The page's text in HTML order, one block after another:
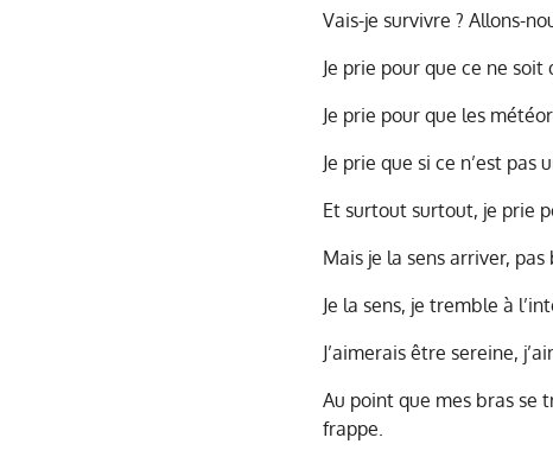
Vais-je survivre ? Allons-
Je prie pour que ce ne soit
Je prie pour que les
Je prie que si ce n’est pas
Et surtout surtout, je prie
Mais je la sens arriver,
Je la sens, je tremble à
J’aimerais être sereine,
Au point que mes bras se
frappe.